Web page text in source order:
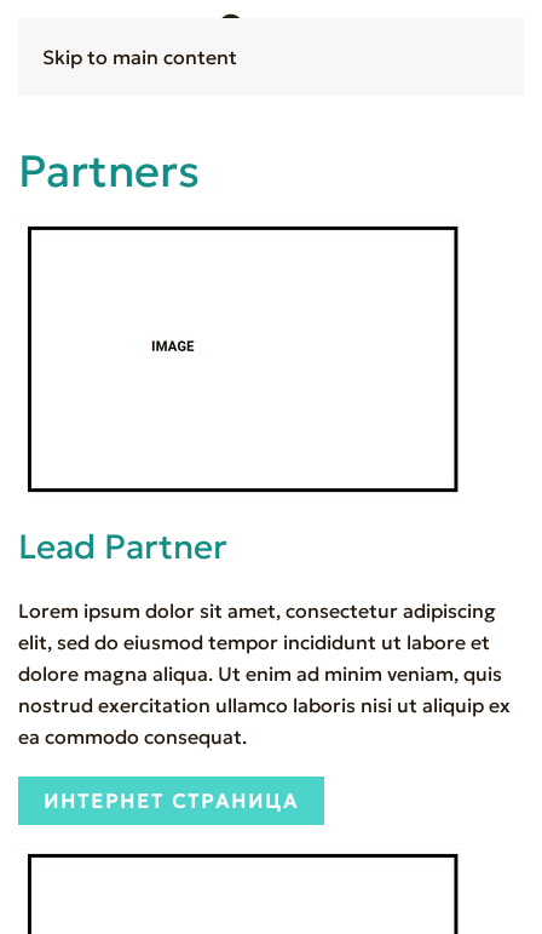
Skip to main content
Partners
Lead Partner
Lorem ipsum dolor sit amet, consectetur adipiscing
elit, sed do eiusmod tempor incididunt ut labore et
dolore magna aliqua. Ut enim ad minim veniam, quis
nostrud exercitation ullamco laboris nisi ut aliquip ex
ea commodo consequat.
ИНТЕРНЕТ СТРАНИЦА